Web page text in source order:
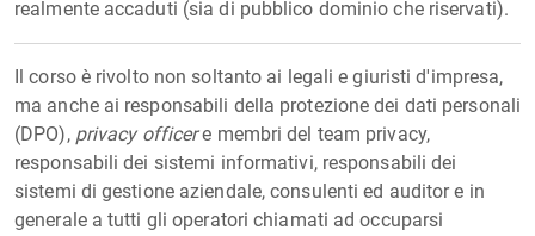
realmente accaduti (sia di pubblico dominio che riservati).
Il corso è rivolto non soltanto ai legali e giuristi d'impresa,
ma anche ai responsabili della protezione dei dati personali
(DPO), privacy officere membri del team privacy,
responsabili dei sistemi informativi, responsabili dei
sistemi di gestione aziendale, consulenti ed auditor e in
generale a tutti gli operatori chiamati ad occuparsi